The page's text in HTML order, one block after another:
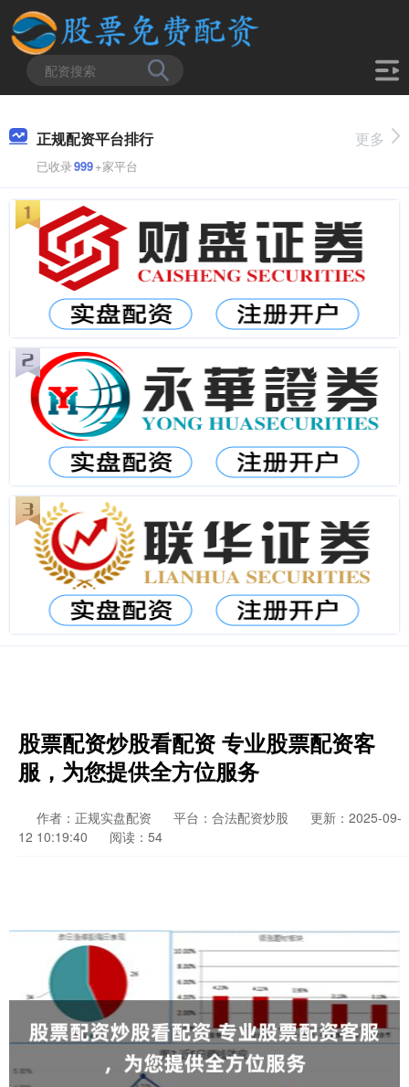
正规配资平台排行
已收录999+家平台
更多
股票配资炒股看配资 专业股票配资客
服，为您提供全方位服务
作者：正规实盘配资 平台：合法配资炒股
更新：2025-09-
12 10:19:40
阅读：54